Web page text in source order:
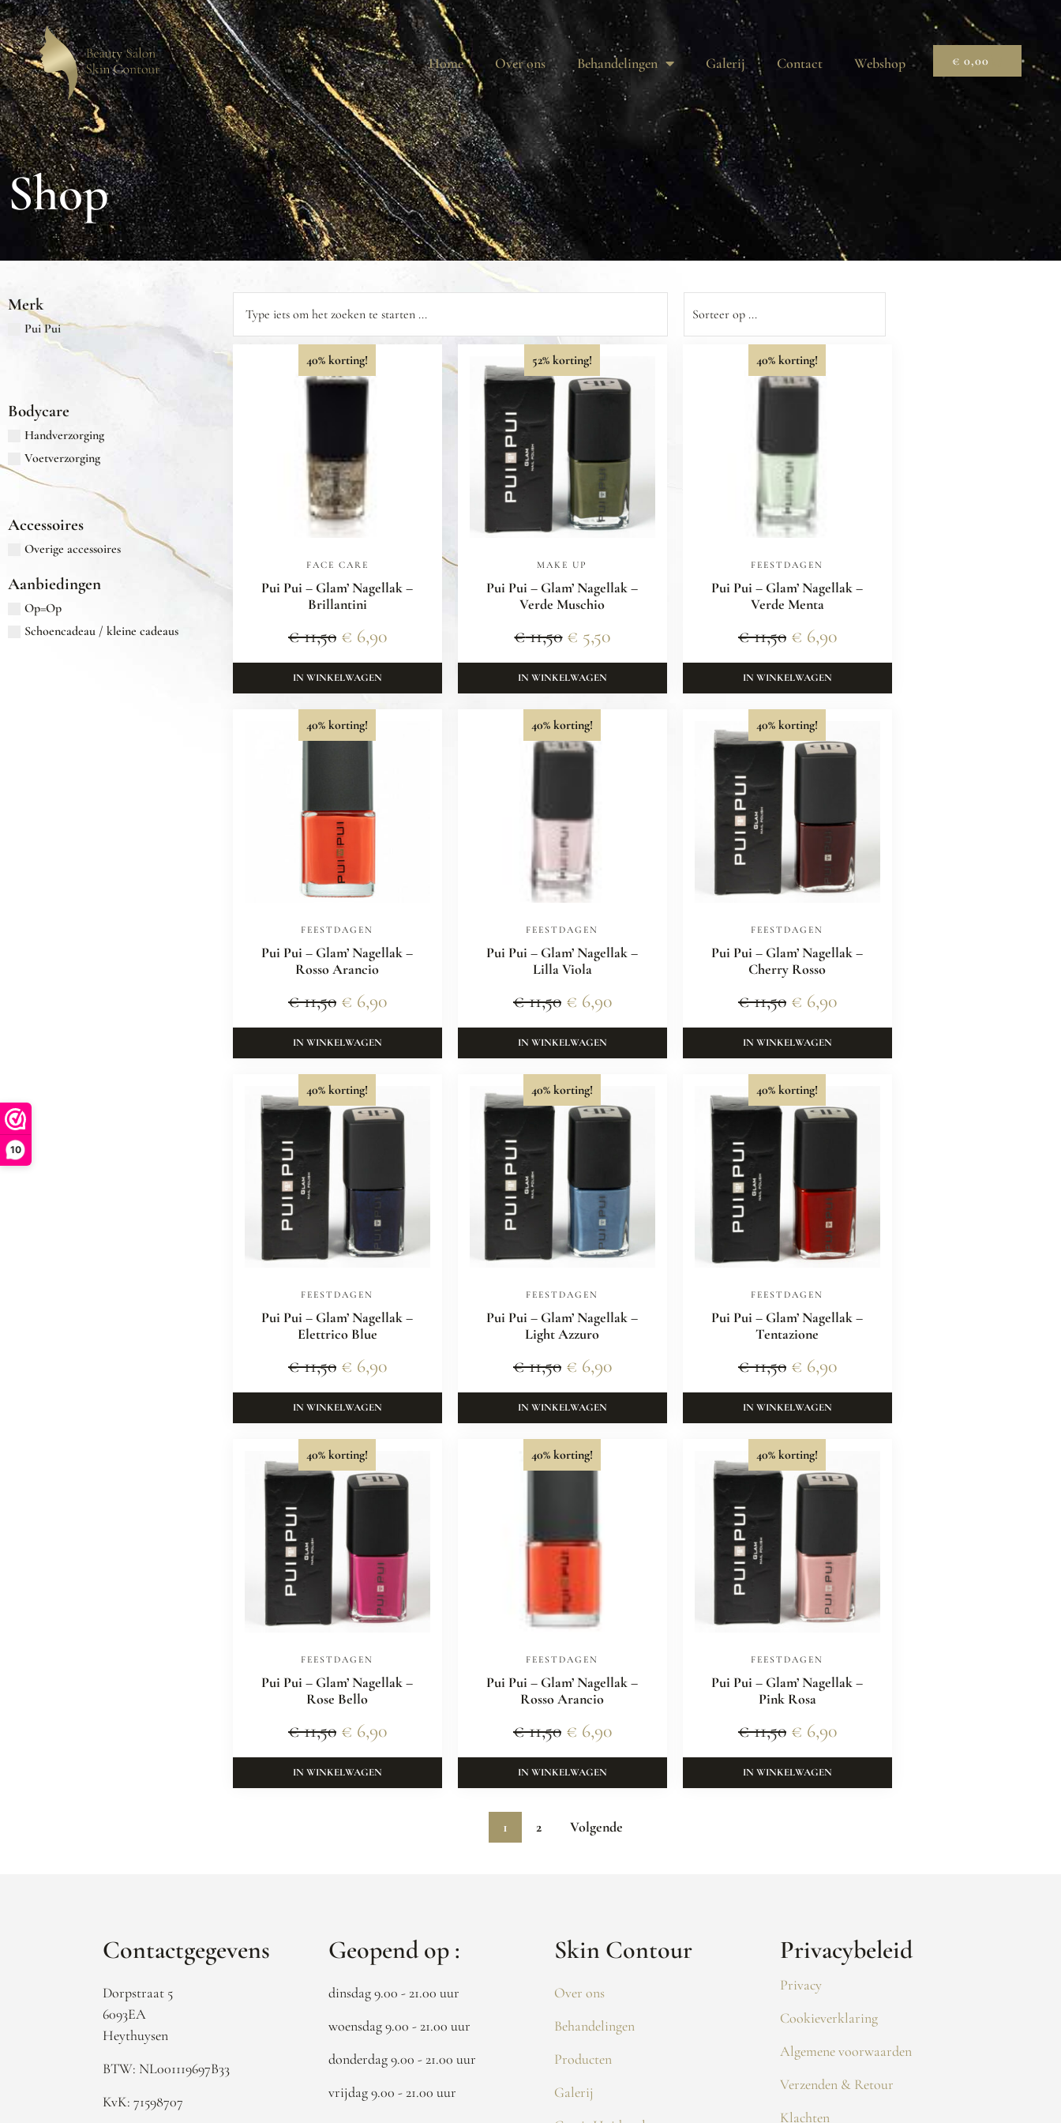
10
Home Over ons Behandelingen Galerij Contact Webshop € 0,00
Shop
Merk
Pui Pui
Bodycare
Handverzorging
Voetverzorging
Accessoires
Overige accessoires
Aanbiedingen
Op=Op
Schoencadeau / kleine cadeaus
40% korting!
FACE CARE
Pui Pui – Glam’ Nagellak –
Brillantini
€11,50 € 6,90
IN WINKELWAGEN
52% korting!
MAKE UP
Pui Pui – Glam’ Nagellak –
Verde Muschio
€11,50 € 5,50
IN WINKELWAGEN
40% korting!
FEESTDAGEN
Pui Pui – Glam’ Nagellak –
Verde Menta
€11,50 € 6,90
IN WINKELWAGEN
40% korting!
FEESTDAGEN
Pui Pui – Glam’ Nagellak –
Rosso Arancio
€11,50 € 6,90
IN WINKELWAGEN
40% korting!
FEESTDAGEN
Pui Pui – Glam’ Nagellak –
Lilla Viola
€11,50 € 6,90
IN WINKELWAGEN
40% korting!
FEESTDAGEN
Pui Pui – Glam’ Nagellak –
Cherry Rosso
€11,50 € 6,90
IN WINKELWAGEN
40% korting!
FEESTDAGEN
Pui Pui – Glam’ Nagellak –
Elettrico Blue
€11,50 € 6,90
IN WINKELWAGEN
40% korting!
FEESTDAGEN
Pui Pui – Glam’ Nagellak –
Light Azzuro
€11,50 € 6,90
IN WINKELWAGEN
40% korting!
FEESTDAGEN
Pui Pui – Glam’ Nagellak –
Tentazione
€11,50 € 6,90
IN WINKELWAGEN
40% korting!
FEESTDAGEN
Pui Pui – Glam’ Nagellak –
Rose Bello
€11,50 € 6,90
IN WINKELWAGEN
40% korting!
FEESTDAGEN
Pui Pui – Glam’ Nagellak –
Rosso Arancio
€11,50 € 6,90
IN WINKELWAGEN
40% korting!
FEESTDAGEN
Pui Pui – Glam’ Nagellak –
Pink Rosa
€11,50 € 6,90
IN WINKELWAGEN
1 2 Volgende
Contactgegevens
Dorpstraat 5
6093EA
Heythuysen
BTW: NL001119697B33
KvK: 71598707
Geopend op :
dinsdag 9.00 - 21.00 uur
woensdag 9.00 - 21.00 uur
donderdag 9.00 - 21.00 uur
vrijdag 9.00 - 21.00 uur
Skin Contour
Over ons
Behandelingen
Producten
Galerij
Privacybeleid
Privacy
Cookieverklaring
Algemene voorwaarden
Verzenden & Retour
Klachten